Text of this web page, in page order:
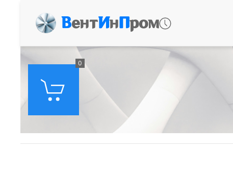
ВентИнПром
0